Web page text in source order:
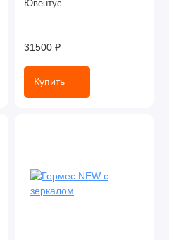
Ювентус
31500 ₽
Купить